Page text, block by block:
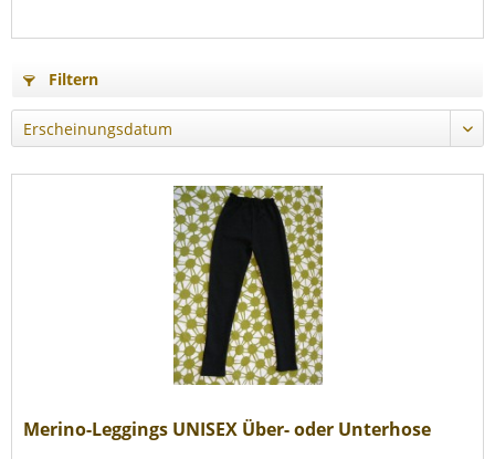
Filtern
Merino-Leggings UNISEX Über- oder Unterhose